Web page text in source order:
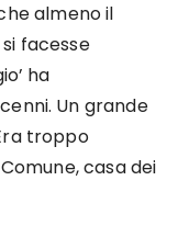
almeno il
facesse
ha
Un grande
troppo
casa dei